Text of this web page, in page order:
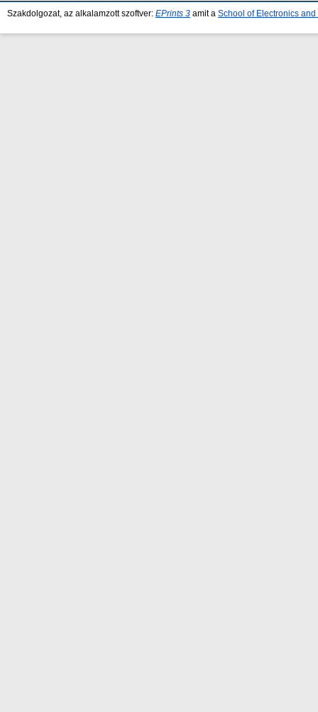
Szakdolgozat, az alkalamzott szoftver: EPrints 3 amit a School of Electronics